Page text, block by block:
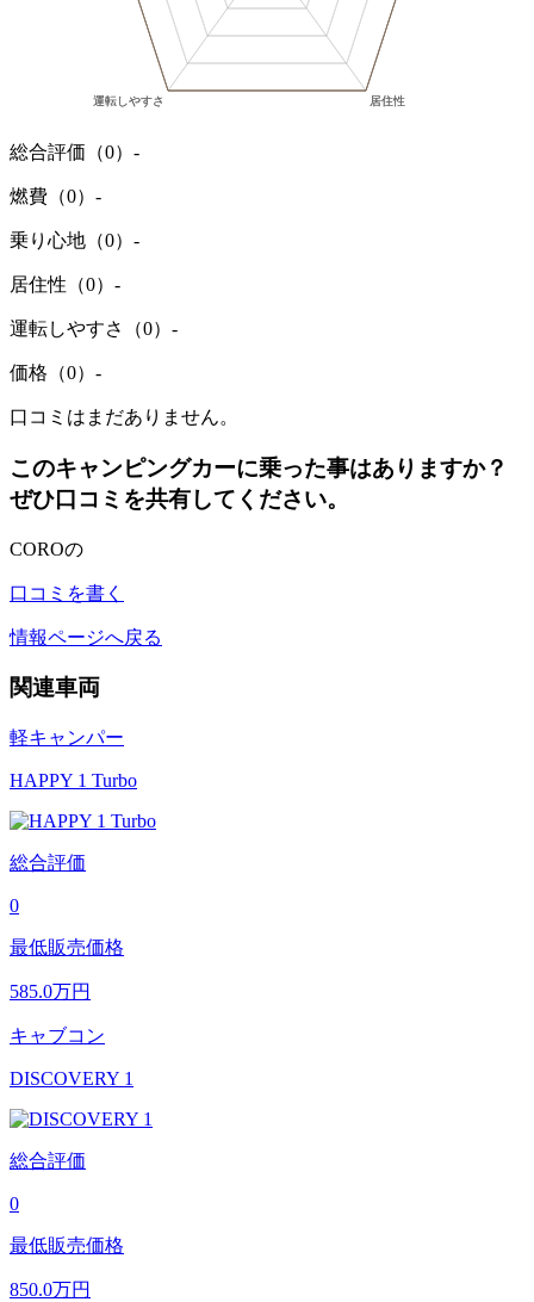
総合評価（0） -
燃費（0） -
乗り心地（0） -
居住性（0） -
運転しやすさ（0） -
価格（0） -
口コミはまだありません。
このキャンピングカーに乗った事はありますか？
ぜひ口コミを共有してください。
COROの
口コミを書く
情報ページへ戻る
関連車両
軽キャンパー
HAPPY 1 Turbo
総合評価
0
最低販売価格
585.0万円
キャブコン
DISCOVERY 1
総合評価
0
最低販売価格
850.0万円